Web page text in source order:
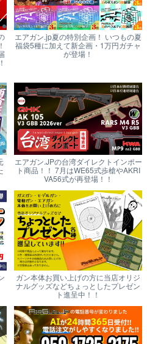
エアガン.jp夏の特別企画！ いつもの夏
福袋5種に加えて新企画・1万円ガチャ
が登場！
エアガン.JPの台湾ダイレクトインポー
ト商品！！ 7月はWE65式歩槍やAKRI
VA56式が再登場！！
ガン本体お買い上げの方に当店オリジ
ナルグッズなどちょっとしたプレゼン
ト進呈中！！